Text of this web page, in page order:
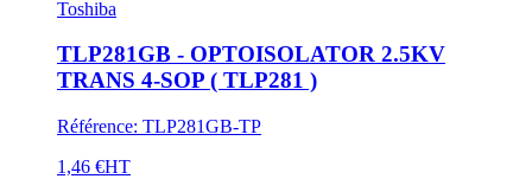
Toshiba
TLP281GB - OPTOISOLATOR 2.5KV
TRANS 4-SOP ( TLP281 )
Référence: TLP281GB-TP
1,46 €HT